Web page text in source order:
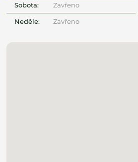
Sobota: Zavřeno
Neděle: Zavřeno